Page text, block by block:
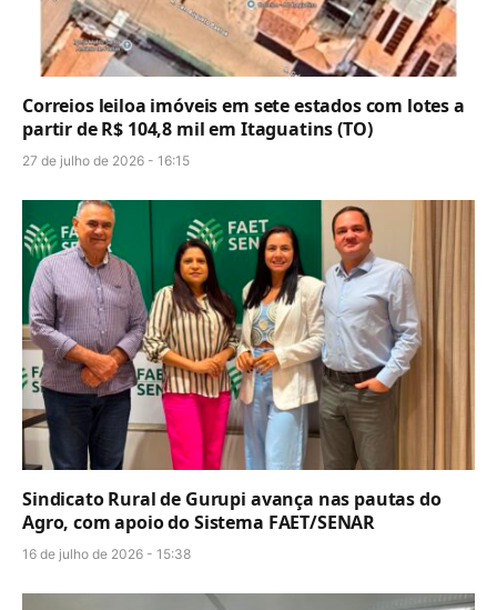
Correios leiloa imóveis em sete estados com lotes a
partir de R$ 104,8 mil em Itaguatins (TO)
27 de julho de 2026 - 16:15
Sindicato Rural de Gurupi avança nas pautas do
Agro, com apoio do Sistema FAET/SENAR
16 de julho de 2026 - 15:38